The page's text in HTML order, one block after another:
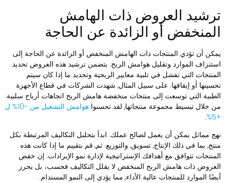
العروض ذات الهامش
أو الزائدة عن الحاجة
أن تؤدي المنتجات ذات الهامش المنخفض أو الزائدة عن الحاجة إلى
الموارد وتقليل هوامش الربح. يتضمن ترشيد هذه العروض تحديد
التي تفشل في تلبية معايير الربحية وتحديد ما إذا كان سيتم
أو إيقافها. على سبيل المثال, شهدت الشركات في قطاع الأجهزة
التي توسعت إلى منتجات منخفضة هامش الربح اتجاهات أرباح سلبية.
خلال تبسيط مجموعة منتجاتها, لقد تحسنوا
هوامش التشغيل من -10% ل
.
مماثل يمكن أن يعمل لصالح عملك. ابدأ بتحليل التكاليف المرتبطة بكل
بما في ذلك الإنتاج, تسويق, والتوزيع. ثم, قم بتقييم ما إذا كانت هذه
تتوافق مع أهدافك الإستراتيجية لإدارة نمو الإيرادات. إن خفض
ذات هامش الربح المنخفض لا يقلل التكاليف فحسب، بل يحرر
الموارد للمنتجات عالية الأداء, مما يؤدي إلى النمو المستدام.